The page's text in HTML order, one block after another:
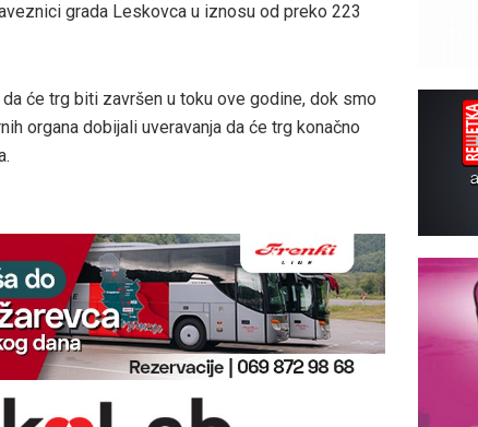
grada Leskovca u iznosu od preko 223
će trg biti završen u toku ove godine, dok smo
organa dobijali uveravanja da će trg konačno